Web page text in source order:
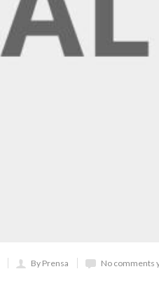
By Prensa No comments